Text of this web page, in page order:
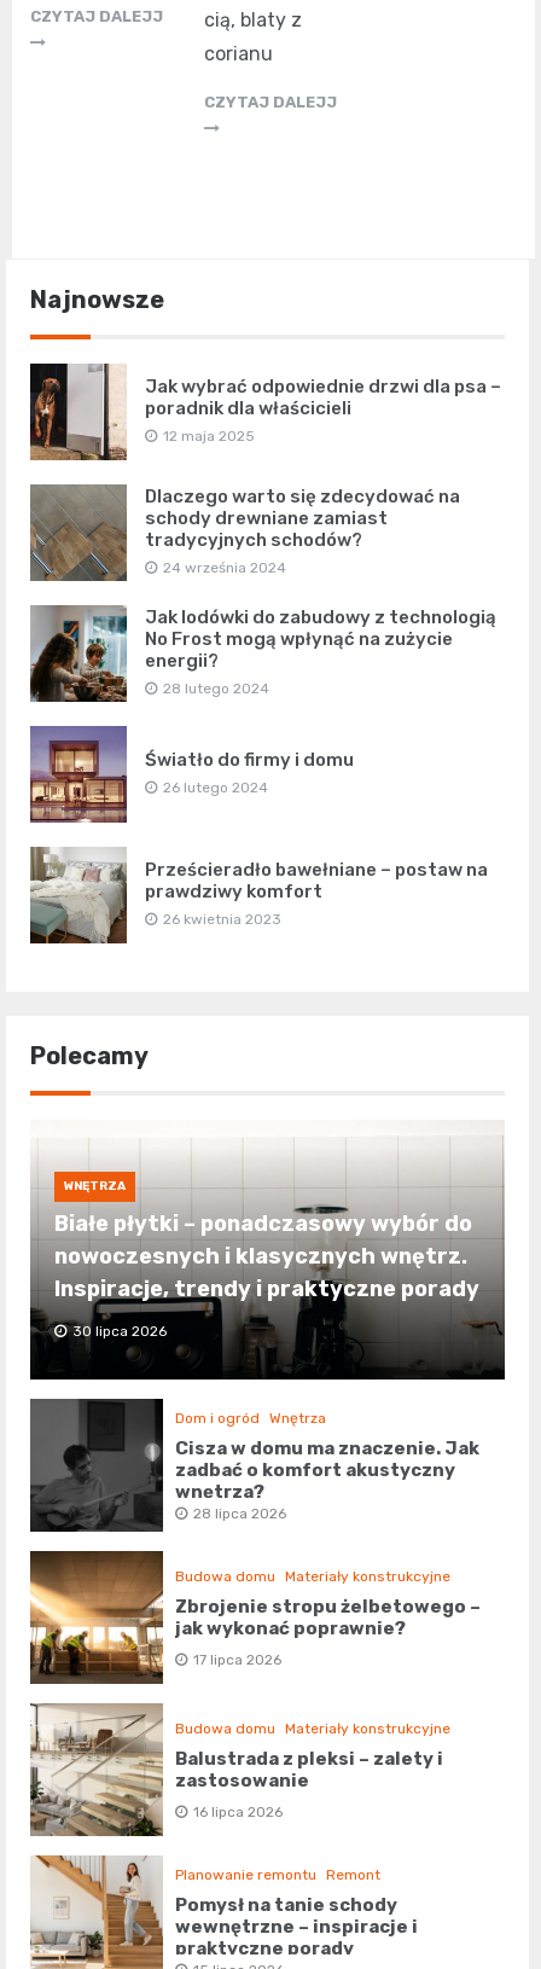
CZYTAJ DALEJJ
cią, blaty z
corianu
CZYTAJ DALEJJ
Najnowsze
Jak wybrać odpowiednie drzwi dla psa –
poradnik dla właścicieli
12 maja 2025
Dlaczego warto się zdecydować na
schody drewniane zamiast
tradycyjnych schodów?
24 września 2024
Jak lodówki do zabudowy z technologią
No Frost mogą wpłynąć na zużycie
energii?
28 lutego 2024
Światło do firmy i domu
26 lutego 2024
Prześcieradło bawełniane – postaw na
prawdziwy komfort
26 kwietnia 2023
Polecamy
WNĘTRZA
Białe płytki – ponadczasowy wybór do
nowoczesnych i klasycznych wnętrz.
Inspiracje, trendy i praktyczne porady
30 lipca 2026
Dom i ogród Wnętrza
Cisza w domu ma znaczenie. Jak
zadbać o komfort akustyczny
wnętrza?
28 lipca 2026
Budowa domu Materiały konstrukcyjne
Zbrojenie stropu żelbetowego –
jak wykonać poprawnie?
17 lipca 2026
Budowa domu Materiały konstrukcyjne
Balustrada z pleksi – zalety i
zastosowanie
16 lipca 2026
Planowanie remontu Remont
Pomysł na tanie schody
wewnętrzne – inspiracje i
praktyczne porady